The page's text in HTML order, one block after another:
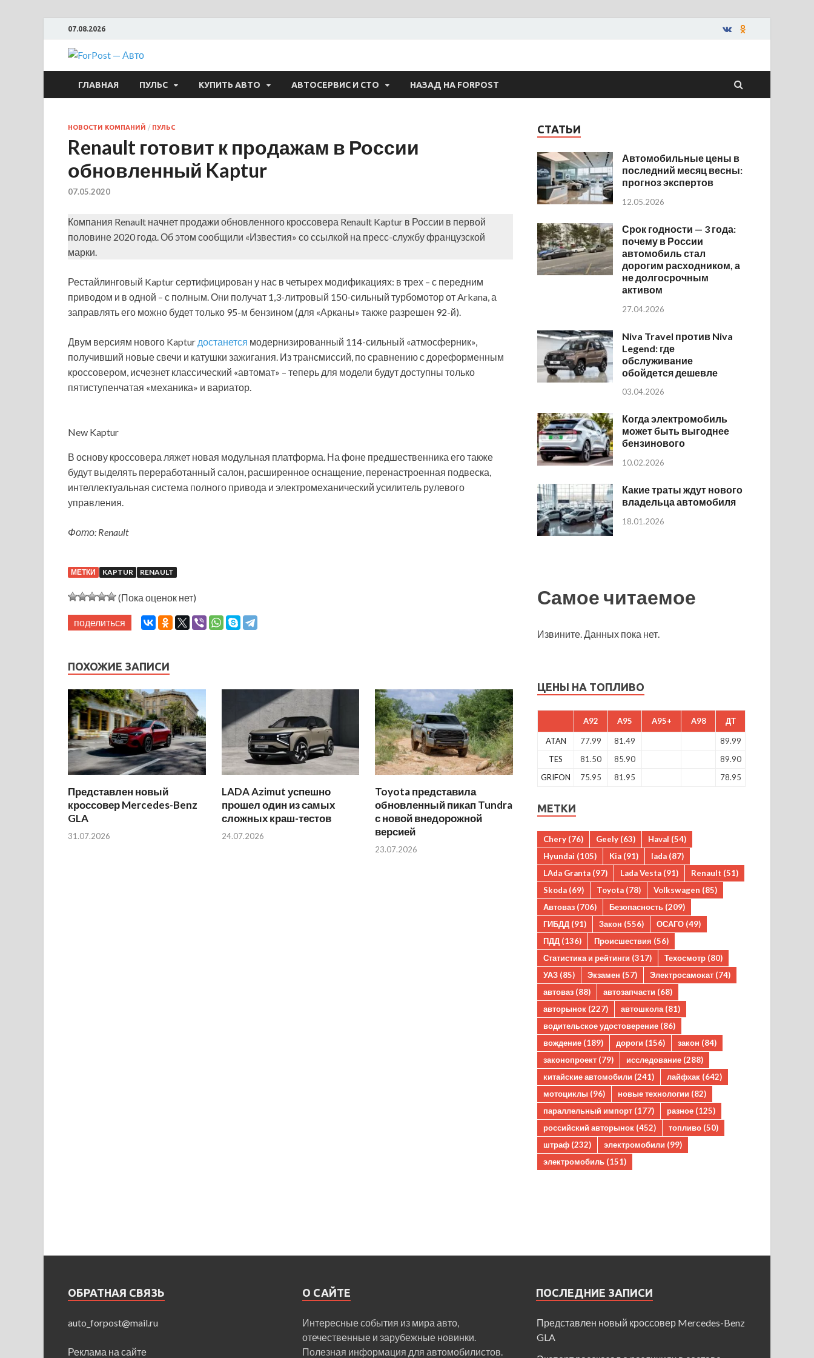
07.08.2026
ForPost — Авто
ГЛАВНАЯ ПУЛЬС КУПИТЬ АВТО АВТОСЕРВИС И СТО НАЗАД НА FORPOST
НОВОСТИ КОМПАНИЙ / ПУЛЬС
Renault готовит к продажам в России
обновленный Kaptur
07.05.2020
Компания Renault начнет продажи обновленного кроссовера Renault Kaptur в России в первой
половине 2020 года. Об этом сообщили «Известия» со ссылкой на пресс-службу французской
марки.
Рестайлинговый Kaptur сертифицирован у нас в четырех модификациях: в трех – с передним
приводом и в одной – с полным. Они получат 1,3-литровый 150-сильный турбомотор от Arkana, а
заправлять его можно будет только 95-м бензином (для «Арканы» также разрешен 92-й).
Двум версиям нового Kaptur достанется модернизированный 114-сильный «атмосферник»,
получивший новые свечи и катушки зажигания. Из трансмиссий, по сравнению с дореформенным
кроссовером, исчезнет классический «автомат» – теперь для модели будут доступны только
пятиступенчатая «механика» и вариатор.
New Kaptur
В основу кроссовера ляжет новая модульная платформа. На фоне предшественника его также
будут выделять переработанный салон, расширенное оснащение, перенастроенная подвеска,
интеллектуальная система полного привода и электромеханический усилитель рулевого
управления.
Фото: Renault
МЕТКИ KAPTUR RENAULT
(Пока оценок нет)
поделиться
ПОХОЖИЕ ЗАПИСИ
Представлен новый
кроссовер Mercedes-Benz
GLA
31.07.2026
LADA Azimut успешно
прошел один из самых
сложных краш-тестов
24.07.2026
Toyota представила
обновленный пикап Tundra
с новой внедорожной
версией
23.07.2026
СТАТЬИ
Автомобильные цены в
последний месяц весны:
прогноз экспертов
12.05.2026
Срок годности — 3 года:
почему в России
автомобиль стал
дорогим расходником, а
не долгосрочным
активом
27.04.2026
Niva Travel против Niva
Legend: где
обслуживание
обойдется дешевле
03.04.2026
Когда электромобиль
может быть выгоднее
бензинового
10.02.2026
Какие траты ждут нового
владельца автомобиля
18.01.2026
Самое читаемое
Извините. Данных пока нет.
ЦЕНЫ НА ТОПЛИВО
A92 A95 A95+ A98 ДТ
ATAN 77.99 81.49
89.99
TES
81.50 85.90
89.90
GRIFON
75.95 81.95 78.95
МЕТКИ
Chery (76) Geely (63) Haval (54)
Hyundai (105) Kia (91) lada (87)
LAda Granta (97) Lada Vesta (91) Renault (51)
Skoda (69) Toyota (78) Volkswagen (85)
Автоваз (706) Безопасность (209)
ГИБДД (91) Закон (556) ОСАГО (49)
ПДД (136) Происшествия (56)
Статистика и рейтинги (317) Техосмотр (80)
УАЗ (85) Экзамен (57) Электросамокат (74)
автоваз (88) автозапчасти (68)
авторынок (227) автошкола (81)
водительское удостоверение (86)
вождение (189) дороги (156) закон (84)
законопроект (79) исследование (288)
китайские автомобили (241) лайфхак (642)
мотоциклы (96) новые технологии (82)
параллельный импорт (177) разное (125)
российский авторынок (452) топливо (50)
штраф (232) электромобили (99)
электромобиль (151)
ОБРАТНАЯ СВЯЗЬ
auto_forpost@mail.ru
Реклама на сайте
О САЙТЕ
Интересные события из мира авто,
отечественные и зарубежные новинки.
Полезная информация для автомобилистов.
ПОСЛЕДНИЕ ЗАПИСИ
Представлен новый кроссовер Mercedes-Benz
GLA